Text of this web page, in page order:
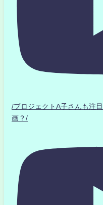
/プロジェクトA子さんも
画？/